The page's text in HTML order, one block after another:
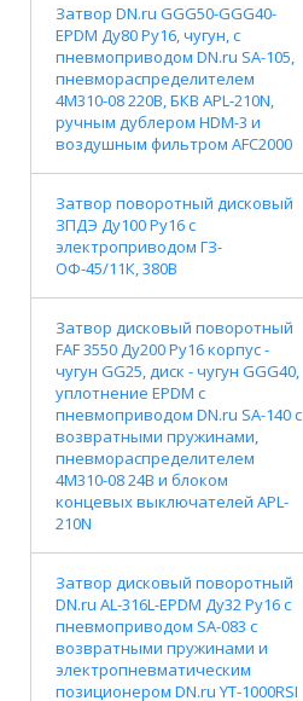
Затвор DN.ru GGG50-GGG40-
EPDM Ду80 Ру16, чугун, с
пневмоприводом DN.ru SA-105,
пневмораспределителем
4M310-08 220В, БКВ APL-210N,
ручным дублером HDM-3 и
воздушным фильтром AFC2000
Затвор поворотный дисковый
ЗПДЭ Ду100 Ру16 с
электроприводом ГЗ-
ОФ-45/11К, 380В
Затвор дисковый поворотный
FAF 3550 Ду200 Ру16 корпус -
чугун GG25, диск - чугун GGG40,
уплотнение EPDM с
пневмоприводом DN.ru SA-140 с
возвратными пружинами,
пневмораспределителем
4M310-08 24В и блоком
концевых выключателей APL-
210N
Затвор дисковый поворотный
DN.ru AL-316L-EPDM Ду32 Ру16 с
пневмоприводом SA-083 с
возвратными пружинами и
электропневматическим
позиционером DN.ru YT-1000RSI